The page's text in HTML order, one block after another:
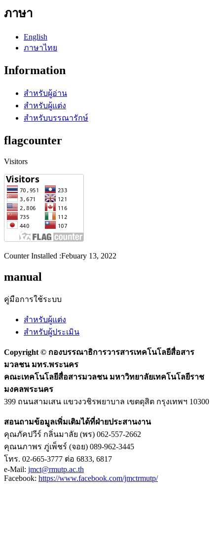
ภาษา
English
ภาษาไทย
Information
สำหรับผู้อ่าน
สำหรับผู้แต่ง
สำหรับบรรณารักษ์
flagcounter
Visitors
Counter Installed :Febuary 13, 2022
manual
คู่มือการใช้ระบบ
สำหรับผู้แต่ง
สำหรับผู้ประเมิน
Copyright © กองบรรณาธิการวารสารเทคโนโลยีสื่อสาร
มวลชน มทร.พระนคร
คณะเทคโนโลยีสื่อสารมวลชน มหาวิทยาลัยเทคโนโลยีราช
มงคลพระนคร
399 ถนนสามเสน แขวงวชิรพยาบาล เขตดุสิต กรุงเทพฯ 10300
สอนถามข้อมูลเพิ่มเติมได้ที่ฝ่ายประสานงาน
คุณภัคปวีร์ กลิ่นมาลัย (พร) 062-557-2662
คุณนภาพร ภู่เพ็ชร์ (จอย) 089-962-3445
โทร. 02-665-3777 ต่อ 6833, 6817
e-Mail: jmct@rmutp.ac.th
Facebook: https://www.facebook.com/jmctrmutp/